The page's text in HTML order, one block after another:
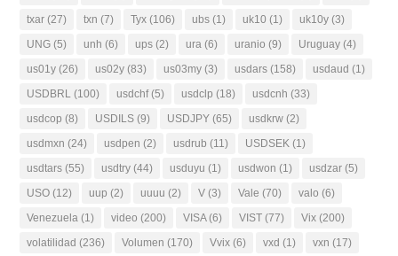
txar (27) txn (7) Tyx (106) ubs (1) uk10 (1) uk10y (3)
UNG (5) unh (6) ups (2) ura (6) uranio (9) Uruguay (4)
us01y (26) us02y (83) us03my (3) usdars (158) usdaud (1)
USDBRL (100) usdchf(5) usdclp (18) usdcnh (33)
usdcop (8) USDILS (9) USDJPY (65) usdkrw (2)
usdmxn (24) usdpen (2) usdrub (11) USDSEK (1)
usdtars (55) usdtry (44) usduyu (1) usdwon (1) usdzar (5)
USO (12) uup (2) uuuu (2) V (3) Vale (70) valo (6)
Venezuela (1) video (200) VISA(6) VIST (77) Vix (200)
volatilidad (236) Volumen (170) Vvix (6) vxd (1) vxn (17)